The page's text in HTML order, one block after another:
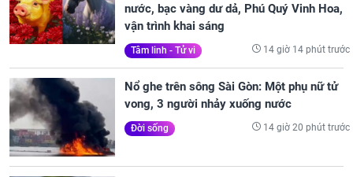
nước, bạc vàng dư dả, Phú Quý Vinh Hoa,
vận trình khai sáng
Tâm linh - Tử vi 14 giờ 14 phút trước
Nổ ghe trên sông Sài Gòn: Một phụ nữ tử
vong, 3 người nhảy xuống nước
Đời sống 14 giờ 20 phút trước